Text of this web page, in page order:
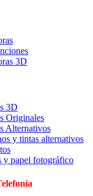
3D
3D
Originales
Alternativos
y tintas alternativos
y papel fotográfico